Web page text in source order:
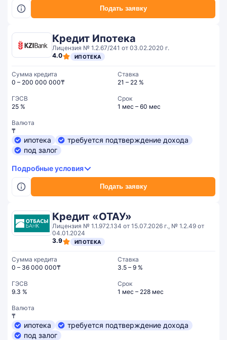
Подать заявку
Кредит Ипотека
Лицензия № 1.2.67/241 от 03.02.2020 г.
4.0
ИПОТЕКА
Подать заявку
Сумма кредита
0 – 200 000 000₸
Ставка
21 – 22 %
ГЭСВ
25 %
Срок
1 мес – 60 мес
Валюта
₸
ипотека
требуется подтверждение дохода
под залог
Подробные условия
Кредит «ОТАУ»
Лицензия № 1.1.972.134 от 15.07.2026 г., № 1.2.49 от
04.01.2024
3.9
ИПОТЕКА
Сумма кредита
0 – 36 000 000₸
Ставка
3.5 – 9 %
ГЭСВ
9.3 %
Срок
1 мес – 228 мес
Валюта
₸
ипотека
требуется подтверждение дохода
под залог